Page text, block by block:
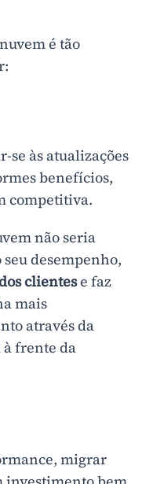
é tão
se às atualizações
benefícios,
competitiva.
não seria
desempenho,
clientese faz
mais
através da
à frente da
migrar